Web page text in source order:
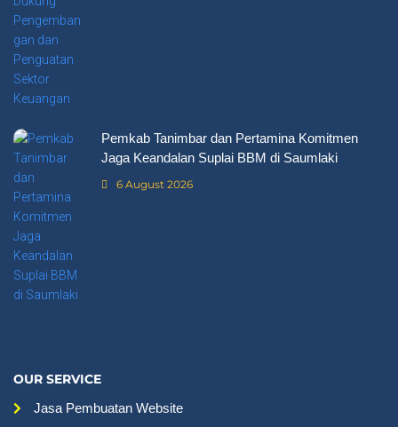
Pemkab Tanimbar dan Pertamina Komitmen
Jaga Keandalan Suplai BBM di Saumlaki
6 August 2026
OUR SERVICE
Jasa Pembuatan Website